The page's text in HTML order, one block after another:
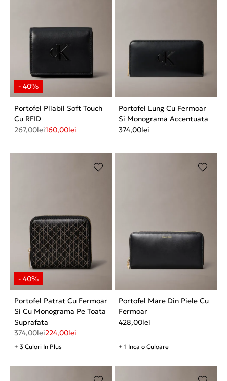
Portofel Pliabil Soft Touch
Cu RFID
267,00lei160,00lei
Portofel Lung Cu Fermoar
Si Monograma Accentuata
374,00lei
Portofel Patrat Cu Fermoar
Si Cu Monograma Pe Toata
Suprafata
374,00lei224,00lei
+ 3 Culori In Plus
Portofel Mare Din Piele Cu
Fermoar
428,00lei
+ 1 Inca o Culoare